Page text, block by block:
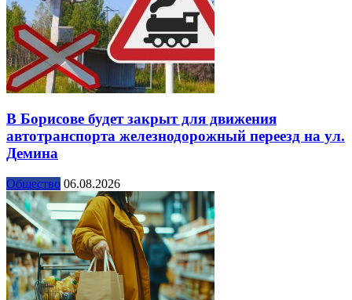
В Борисове будет закрыт для движения
автотранспорта железнодорожный переезд на ул.
Демина
Общество 06.08.2026